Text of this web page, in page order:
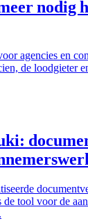
nodig
agencies en
de loodgieter
tool voor de